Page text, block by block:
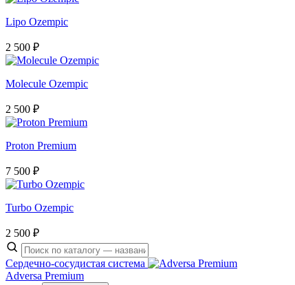
Lipo Ozempic
2 500 ₽
Molecule Ozempic
2 500 ₽
Proton Premium
7 500 ₽
Turbo Ozempic
2 500 ₽
Сердечно-сосудистая система
Adversa Premium